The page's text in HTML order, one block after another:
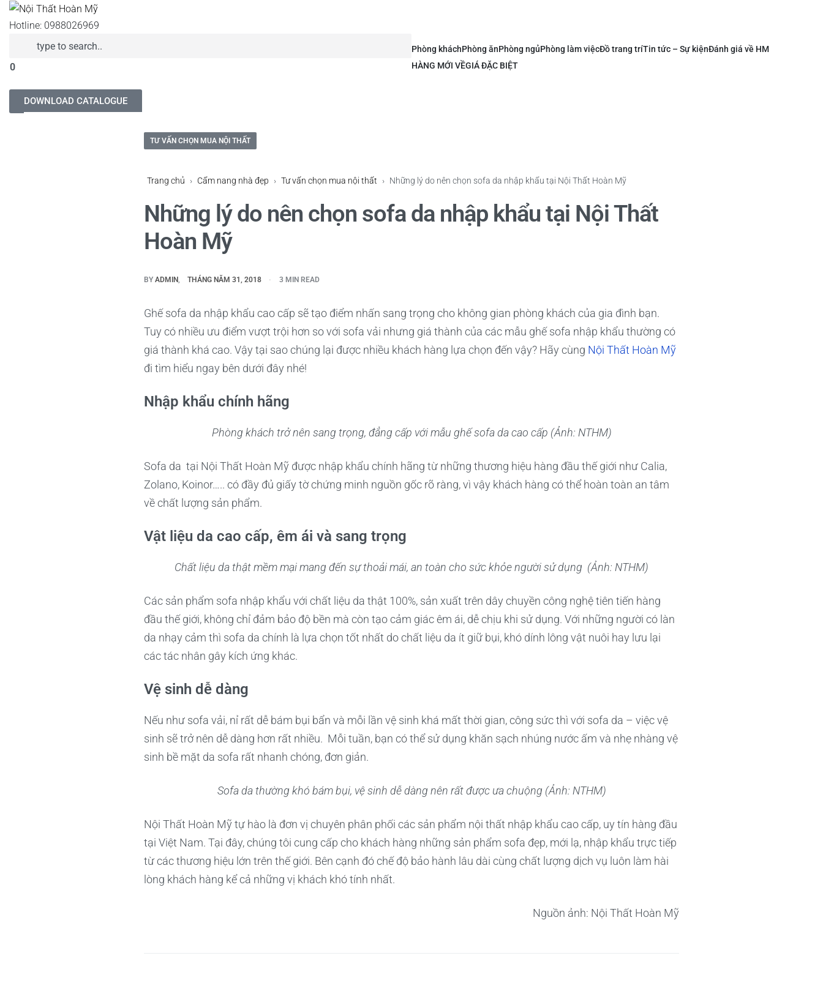
Hotline: 0988026969
0
DOWNLOAD CATALOGUE
Phòng kháchPhòng ănPhòng ngủPhòng làm việcĐồ trang tríTin tức – Sự kiệnĐánh giá về HM
HÀNG MỚI VỀGIÁ ĐẶC BIỆT
TƯ VẤN CHỌN MUA NỘI THẤT
Trang chủ › Cẩm nang nhà đẹp › Tư vấn chọn mua nội thất › Những lý do nên chọn sofa da nhập khẩu tại Nội Thất Hoàn Mỹ
Những lý do nên chọn sofa da nhập khẩu tại Nội Thất
Hoàn Mỹ
BYADMIN THÁNG NĂM 31, 2018 3 MIN READ
Ghế sofa da nhập khẩu cao cấp sẽ tạo điểm nhấn sang trọng cho không gian phòng khách của gia đình bạn.
Tuy có nhiều ưu điểm vượt trội hơn so với sofa vải nhưng giá thành của các mẫu ghế sofa nhập khẩu thường có
giá thành khá cao. Vậy tại sao chúng lại được nhiều khách hàng lựa chọn đến vậy? Hãy cùng Nội Thất Hoàn Mỹ
đi tìm hiểu ngay bên dưới đây nhé!
Nhập khẩu chính hãng
Phòng khách trở nên sang trọng, đẳng cấp với mẫu ghế sofa da cao cấp (Ảnh: NTHM)
Sofa da tại Nội Thất Hoàn Mỹ được nhập khẩu chính hãng từ những thương hiệu hàng đầu thế giới như Calia,
Zolano, Koinor….. có đầy đủ giấy tờ chứng minh nguồn gốc rõ ràng, vì vậy khách hàng có thể hoàn toàn an tâm
về chất lượng sản phẩm.
Vật liệu da cao cấp, êm ái và sang trọng
Chất liệu da thật mềm mại mang đến sự thoải mái, an toàn cho sức khỏe người sử dụng (Ảnh: NTHM)
Các sản phẩm sofa nhập khẩu với chất liệu da thật 100%, sản xuất trên dây chuyền công nghệ tiên tiến hàng
đầu thế giới, không chỉ đảm bảo độ bền mà còn tạo cảm giác êm ái, dễ chịu khi sử dụng. Với những người có làn
da nhạy cảm thì sofa da chính là lựa chọn tốt nhất do chất liệu da ít giữ bụi, khó dính lông vật nuôi hay lưu lại
các tác nhân gây kích ứng khác.
Vệ sinh dễ dàng
Nếu như sofa vải, nỉ rất dễ bám bụi bẩn và mỗi lần vệ sinh khá mất thời gian, công sức thì với sofa da – việc vệ
sinh sẽ trở nên dễ dàng hơn rất nhiều. Mỗi tuần, bạn có thể sử dụng khăn sạch nhúng nước ấm và nhẹ nhàng vệ
sinh bề mặt da sofa rất nhanh chóng, đơn giản.
Sofa da thường khó bám bụi, vệ sinh dễ dàng nên rất được ưa chuộng (Ảnh: NTHM)
Nội Thất Hoàn Mỹ tự hào là đơn vị chuyên phân phối các sản phẩm nội thất nhập khẩu cao cấp, uy tín hàng đầu
tại Việt Nam. Tại đây, chúng tôi cung cấp cho khách hàng những sản phẩm sofa đẹp, mới lạ, nhập khẩu trực tiếp
từ các thương hiệu lớn trên thế giới. Bên cạnh đó chế độ bảo hành lâu dài cùng chất lượng dịch vụ luôn làm hài
lòng khách hàng kể cả những vị khách khó tính nhất.
Nguồn ảnh: Nội Thất Hoàn Mỹ